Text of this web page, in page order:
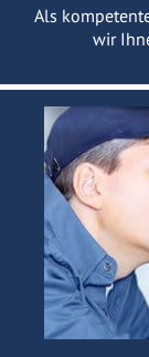
Als
wir